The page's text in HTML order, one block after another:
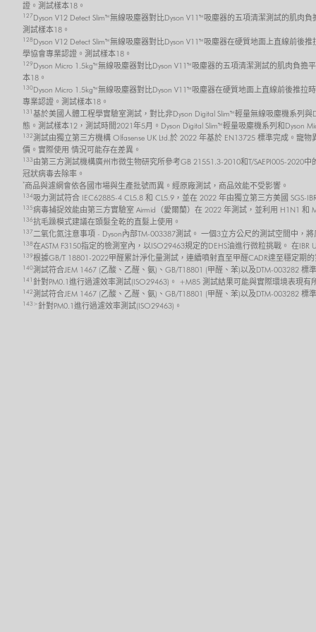
證。測試樣本18。
127 Dyson V12 Detect Slim™ 無線吸塵器對比Dyson V11™吸塵器的五項清潔測試的肌
測試樣本18。
128 Dyson V12 Detect Slim™ 無線吸塵器對比Dyson V11™吸塵器在硬質地面上直線前
學協會專業認證。測試樣本18。
129 Dyson Micro 1.5kg™ 無線吸塵器對比Dyson V11™吸塵器的五項清潔測試的肌肉負
本18。
130Dyson Micro 1.5kg™ 無線吸塵器對比Dyson V11™吸塵器在硬質地面上直線前後推
專業認證。測試樣本18。
131 基於美國人體工程學實驗室測試，對比非Dyson Digital Slim™ 輕量無線吸塵機系列
態。測試樣本12，測試時間2021年5月。Dyson Digital Slim™ 輕量吸塵機系列和Dyson
132 測試由獨立第三方機構 Olfasense UK Ltd.於 2022 年基於 EN13725 標準完成。
價。實際使用 情況可能存在差異。
133 由第三方測試機構廣州市微生物研究所參考GB 21551.3-2010和T/SAEPI005-
冠狀病毒去除率。
*商品與濾網會依各國市場與生產批號而異。經原廠測試，商品效能不受影響。
134 吸力測試符合 IEC62885-4 CL5.8 和 CL5.9，並在 2022 年由獨立第三方美國
135病毒捕捉效能由第三方實驗室 Airmid（愛爾蘭）在 2022 年測試，並利用 H1N1 和
136抗毛躁模式建議在頭髮全乾的直髮上使用。
137二氧化氮注意事項 - Dyson內部TM-003387測試。 一個3立方公尺的測試空間中，
138在ASTM F3150指定的檢測室內，以ISO29463規定的DEHS油進行微粒挑戰。 在
139根據GB/T 18801-2022甲醛累計淨化量測試，連續噴射直至甲醛CADR達至穩定期
140測試符合JEM 1467 (乙酸、乙醛、氨)、GB/T18801 (甲醛、苯)以及DTM-003282
141 針對PM0.1進行過濾效率測試(ISO29463)。 +M85 測試結果可能與實際環境表現有
142 測試符合JEM 1467 (乙酸、乙醛、氨)、GB/T18801 (甲醛、苯)以及DTM-003282 標
143> 針對PM0.1進行過濾效率測試(ISO29463)。